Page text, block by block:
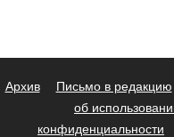
Архив Письмо в редакцию
об
конфиденциальности